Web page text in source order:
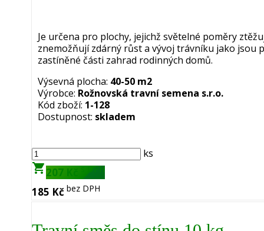
Je určena pro plochy, jejichž světelné poměry
znemožňují zdárný růst a vývoj trávníku jako jsou
zastíněné části zahrad rodinných domů.
Výsevná plocha: 40-50 m2
Výrobce: Rožnovská travní semena s.r.o.
Kód zboží: 1-128
Dostupnost: skladem
ks
shopping_cart207 Kč s DPH
185 Kč bez DPH